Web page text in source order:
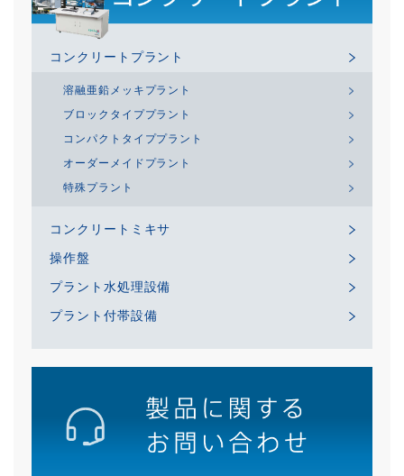
コンクリートプラント
溶融亜鉛メッキプラント
ブロックタイププラント
コンパクトタイププラント
オーダーメイドプラント
特殊プラント
コンクリートミキサ
操作盤
プラント水処理設備
プラント付帯設備